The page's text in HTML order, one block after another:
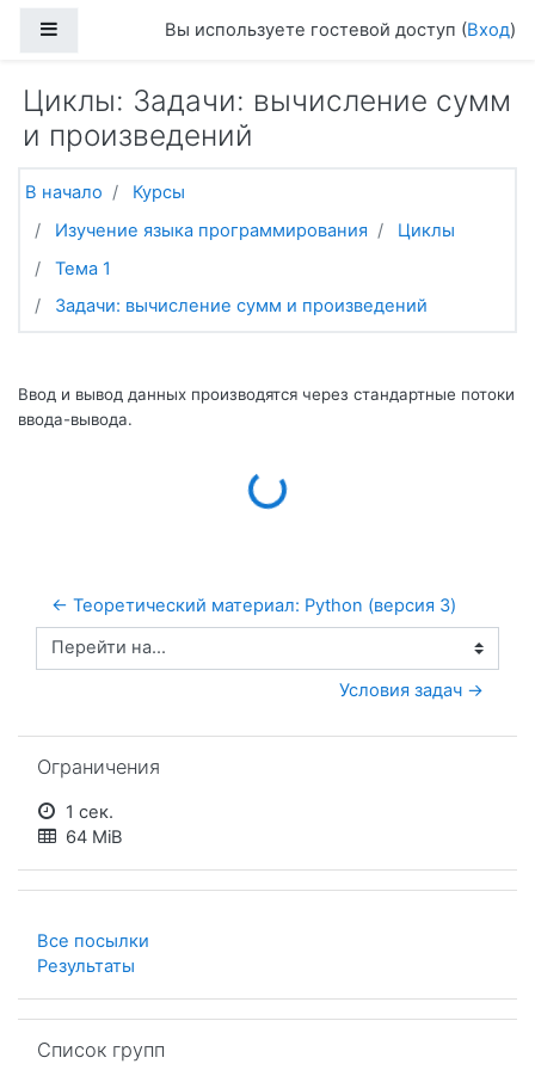
Боковая панельВы используете гостевой доступ (Вход)
Циклы: Задачи: вычисление сумм
и произведений
В начало
Курсы
Изучение языка программирования
Циклы
Тема 1
Задачи: вычисление сумм и произведений
Ввод и вывод данных производятся через стандартные потоки
ввода-вывода.
Loading...
← Теоретический материал: Python (версия 3)
Перейти на...
Условия задач →
Ограничения
1 сек.
64 MiB
Все посылки
Результаты
Список групп